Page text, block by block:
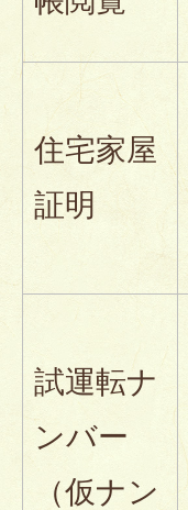
住宅家屋
証明
試運転ナ
ンバー
（仮ナン